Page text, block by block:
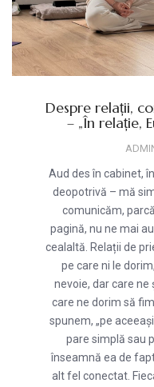
Despre relații,
– „În relație,
Aud des în cabinet,
deopotrivă – mă
comunicăm,
pagină, nu ne mai
cealaltă. Relații de
pe care ni le
nevoie, dar care ne
care ne dorim să
spunem, „pe
pare simplă sau
înseamnă ea de
alt fel conectat.